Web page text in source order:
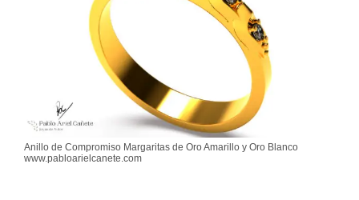
Anillo de Compromiso Margaritas de Oro Amarillo y Oro Blanco
www.pabloarielcanete.com